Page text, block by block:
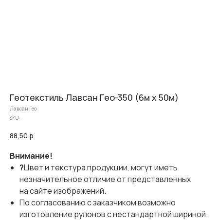
Геотекстиль Лавсан Гео-350 (6м х 50м)
Лавсан Гео
SKU:
88,50 р.
Внимание!
?Цвет и текстура продукции, могут иметь
незначительное отличие от представленных
на сайте изображений.
По согласованию с заказчиком возможно
изготовление рулонов с нестандартной шириной.